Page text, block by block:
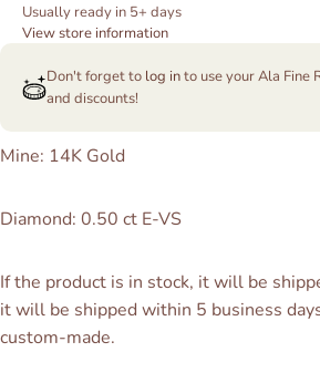
Usually ready in 5+ days
View store information
Don't forget to log into use your Ala Fine
and discounts!
Mine: 14K Gold
Diamond: 0.50 ct E-VS
If the product is in stock, it will be
it will be shipped within 5 business
custom-made.